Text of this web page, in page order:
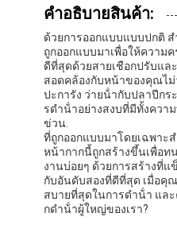
คําอธิบายสินค้า:
ด้วยการออกแบบแบบปกติ
ถูกออกแบบมาเพื่อให้ความ
ดีที่สุดด้วยสายเชือกปรับแล
สอดคล้องกับหน้าของคุณไ
ปะการัง ว่ายน้ํากับปลาปีกร
รดําน้ําอย่างสงบที่มีทั้งคว
ข่วน.
ที่ถูกออกแบบมาโดยเฉพาะ
หน้ากากนี้ถูกสร้างขึ้นเพื่อท
งานบ่อยๆ ด้วยการสร้างที่
กับอันดับสองที่ดีที่สุด เมื่อคุ
สบายที่สุดในการดําน้ํา แล
กดําน้ําผู้ใหญ่ของเรา?